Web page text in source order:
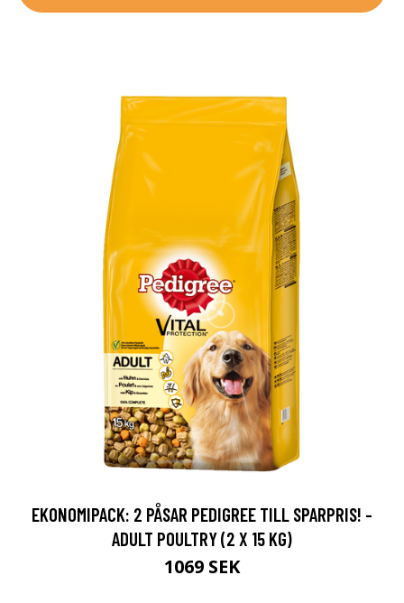
EKONOMIPACK: 2 PÅSAR PEDIGREE TILL SPARPRIS! -
ADULT POULTRY (2 X 15 KG)
1069 SEK